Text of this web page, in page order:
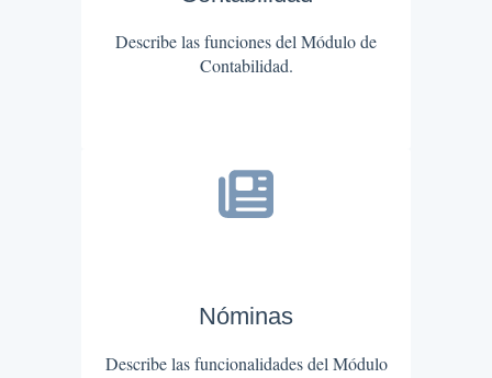
Describe las funciones del Módulo de
Contabilidad.
Nóminas
Describe las funcionalidades del Módulo